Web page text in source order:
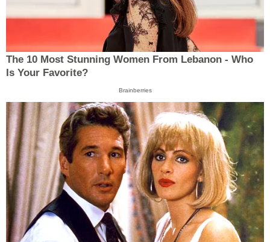
The 10 Most Stunning Women From Lebanon - Who
Is Your Favorite?
Brainberries